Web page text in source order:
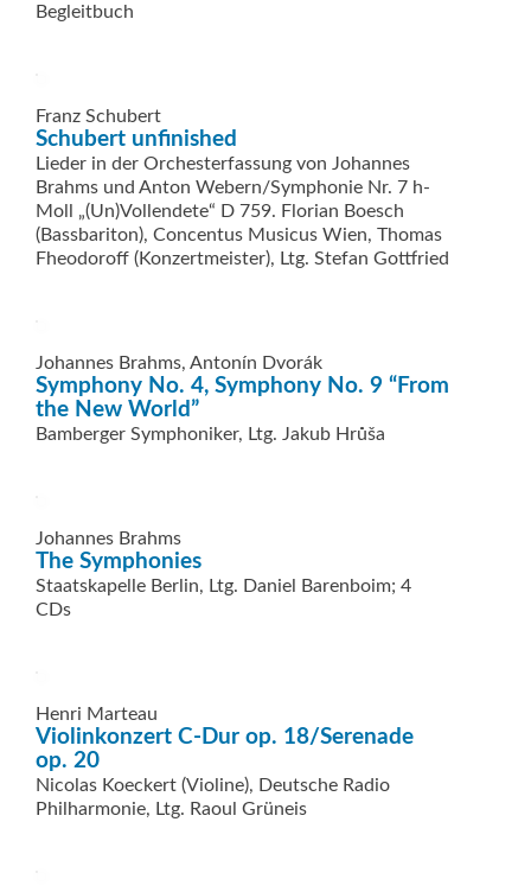
Begleitbuch
Franz Schubert
Schubert unfinished
Lieder in der Orchesterfassung von Johannes
Brahms und Anton Webern/Symphonie Nr. 7 h-
Moll „(Un)Vollendete“ D 759. Florian Boesch
(Bassbariton), Concentus Musicus Wien, Thomas
Fheodoroff (Konzertmeister), Ltg. Stefan Gottfried
Johannes Brahms, Antonín Dvorák
Symphony No. 4, Symphony No. 9 “From
the New World”
Bamberger Symphoniker, Ltg. Jakub Hrůša
Johannes Brahms
The Symphonies
Staatskapelle Berlin, Ltg. Daniel Barenboim; 4
CDs
Henri Marteau
Violinkonzert C-Dur op. 18/Serenade
op. 20
Nicolas Koeckert (Violine), Deutsche Radio
Philharmonie, Ltg. Raoul Grüneis